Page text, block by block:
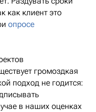
как клиент это
опросе
громоздкая
подход не годится:
в наших оценках